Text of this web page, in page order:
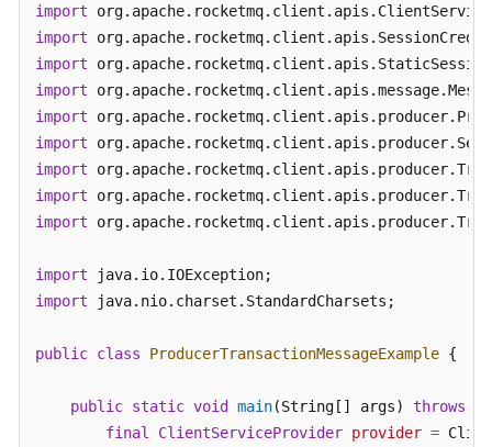
Java（gRPC
协
议）
收
发
普
收
发
序
息
import
import
import
import
import
import
import
import
import
import
import java.nio.charset.StandardCharsets;
public class ProducerTransactionMessageExample {
public static void main(String[] args) throws
final
ClientServiceProvider provider =